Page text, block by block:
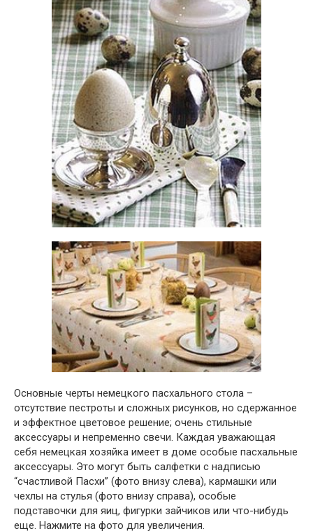
Основные черты немецкого пасхального стола –
отсутствие пестроты и сложных рисунков, но сдержанное
и эффектное цветовое решение; очень стильные
аксессуары и непременно свечи. Каждая уважающая
себя немецкая хозяйка имеет в доме особые пасхальные
аксессуары. Это могут быть салфетки с надписью
“счастливой Пасхи” (фото внизу слева), кармашки или
чехлы на стулья (фото внизу справа), особые
подставочки для яиц, фигурки зайчиков или что-нибудь
еще. Нажмите на фото для увеличения.